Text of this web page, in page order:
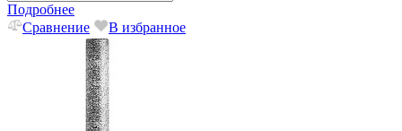
Подробнее
Сравнение
В избранное